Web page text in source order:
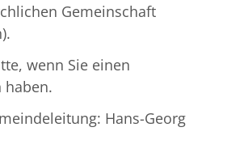
Gemeinschaft
wenn Sie einen
haben.
Hans-Georg